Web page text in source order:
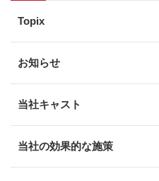
Topix
お知らせ
当社キャスト
当社の効果的な施策